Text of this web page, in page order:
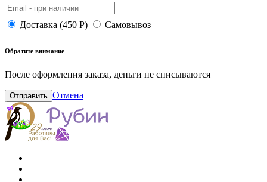
Доставка (450 Р) Самовывоз
Обратите внимание
После оформления заказа, деньги не списываются
Отправить Отмена